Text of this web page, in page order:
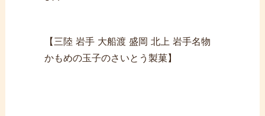
【三陸 岩手 大船渡 盛岡 北上 岩手名物
かもめの玉子のさいとう製菓】